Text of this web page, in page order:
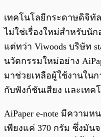
พร้อมเล่น
เทคโนโลยีกระดาษดิจิทัล
ไม่ใช่เรื่องใหม่สำหรับนั
แต่ทว่า Viwoods บริษัท
นวัตกรรมใหม่อย่าง
มาช่วยเหลือผู้ใช้งานใน
กับฟังก์ชันเสียง และเทค
AiPaper e-note มีความ
เพียงแค่ 370 กรัม ซึ่งมัน